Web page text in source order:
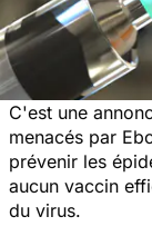
C'est une
menacés par
prévenir les
aucun vaccin
du virus.